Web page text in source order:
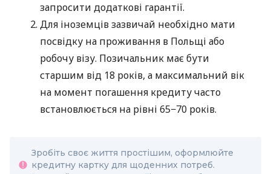
запросити додаткові гарантії.
Для іноземців зазвичай необхідно мати
посвідку на проживання в Польщі або
робочу візу. Позичальник має бути
старшим від 18 років, а максимальний вік
на момент погашення кредиту часто
встановлюється на рівні 65−70 років.
Зробіть своє життя простішим, оформлюйте
кредитну картку для щоденних потреб.